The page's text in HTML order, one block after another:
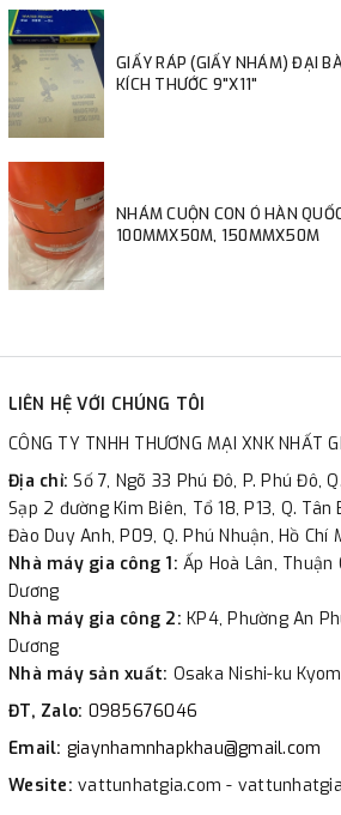
GIẤY RÁP (GIẤY NHÁM) ĐẠI
KÍCH THƯỚC 9"X11"
NHÁM CUỘN CON Ó HÀN
100MMX50M, 150MMX50M
LIÊN HỆ VỚI CHÚNG TÔI
CÔNG TY TNHH THƯƠNG MẠI XNK NHẤT
Địa chỉ:Số 7, Ngõ 33 Phú Đô, P. Phú Đô,
Sạp 2 đường Kim Biên, Tổ 18, P13, Q. Tân
Đào Duy Anh, P09, Q. Phú Nhuận, Hồ Chí
Nhà máy gia công 1: Ấp Hoà Lân, Thuận
Dương
Nhà máy gia công 2: KP4, Phường An
Dương
Nhà máy sản xuất: Osaka Nishi-ku
ĐT, Zalo: 0985676046
Email: giaynhamnhapkhau@gmail.com
Wesite: vattunhatgia.com -